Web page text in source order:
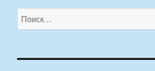
Искать: